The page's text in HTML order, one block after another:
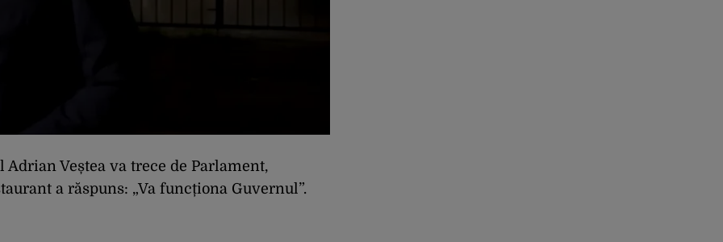
Veștea va trece de Parlament,
a răspuns: „Va funcționa Guvernul”.